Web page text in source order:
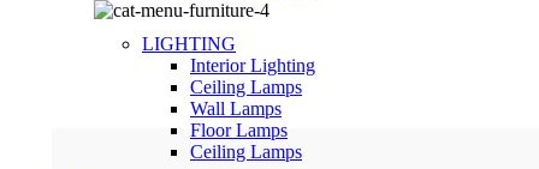
LIGHTING
Interior Lighting
Ceiling Lamps
Wall Lamps
Floor Lamps
Ceiling Lamps